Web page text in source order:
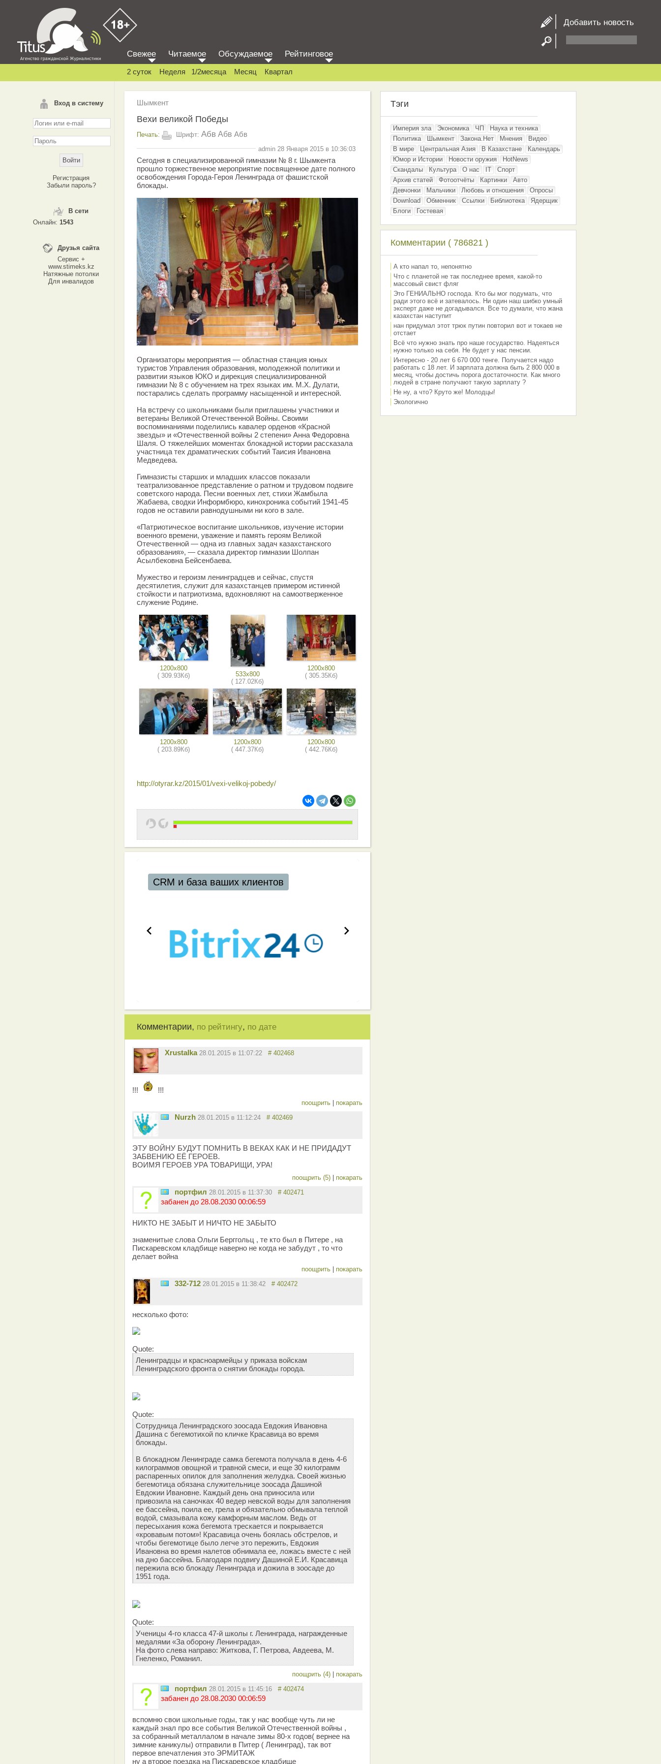
Добавить новость
Вход в систему
Регистрация
Забыли пароль?
В сети
Онлайн: 1543
Друзья сайта
Сервис +
www.stimeks.kz
Натяжные потолки
Для инвалидов
Свежее Читаемое Обсуждаемое Рейтинговое
2 суток Неделя 1/2месяца Месяц Квартал
Шымкент
Вехи великой Победы
Печать: Шрифт: Абв Абв Абв
admin 28 Января 2015 в 10:36:03
Сегодня в специализированной гимназии № 8 г. Шымкента
прошло торжественное мероприятие посвященное дате полного
освобождения Города-Героя Ленинграда от фашистской
блокады.
Организаторы мероприятия — областная станция юных
туристов Управления образования, молодежной политики и
развитии языков ЮКО и дирекция специализированной
гимназии № 8 с обучением на трех языках им. М.Х. Дулати,
постарались сделать программу насыщенной и интересной.
На встречу со школьниками были приглашены участники и
ветераны Великой Отечественной Войны. Своими
воспоминаниями поделились кавалер орденов «Красной
звезды» и «Отечественной войны 2 степени» Анна Федоровна
Шаля. О тяжелейших моментах блокадной истории рассказала
участница тех драматических событий Таисия Ивановна
Медведева.
Гимназисты старших и младших классов показали
театрализованное представление о ратном и трудовом подвиге
советского народа. Песни военных лет, стихи Жамбыла
Жабаева, сводки Информбюро, кинохроника событий 1941-45
годов не оставили равнодушными ни кого в зале.
«Патриотическое воспитание школьников, изучение истории
военного времени, уважение и память героям Великой
Отечественной — одна из главных задач казахстанского
образования», — сказала директор гимназии Шолпан
Асылбековна Бейсенбаева.
Мужество и героизм ленинградцев и сейчас, спустя
десятилетия, служит для казахстанцев примером истинной
стойкости и патриотизма, вдохновляют на самоотверженное
служение Родине.
1200x800
( 309.93Кб)
533x800
( 127.02Кб)
1200x800
( 305.35Кб)
1200x800
( 203.89Кб)
1200x800
( 447.37Кб)
1200x800
( 442.76Кб)
http://otyrar.kz/2015/01/vexi-velikoj-pobedy/
CRM и база ваших клиентов
Комментарии, по рейтингу, по дате
Xrustalka 28.01.2015 в 11:07:22 # 402468
!!! !!!
поощрить покарать
Nurzh 28.01.2015 в 11:12:24 # 402469
ЭТУ ВОЙНУ БУДУТ ПОМНИТЬ В ВЕКАХ КАК И НЕ ПРИДАДУТ
ЗАБВЕНИЮ ЕЁ ГЕРОЕВ.
ВОИМЯ ГЕРОЕВ УРА ТОВАРИЩИ, УРА!
поощрить (5) покарать
портфил 28.01.2015 в 11:37:30 # 402471
забанен до 28.08.2030 00:06:59
НИКТО НЕ ЗАБЫТ И НИЧТО НЕ ЗАБЫТО
знаменитые слова Ольги Берггольц , те кто был в Питере , на
Пискаревском кладбище наверно не когда не забудут , то что
делает война
поощрить покарать
332-712 28.01.2015 в 11:38:42 # 402472
несколько фото:
Quote:
Ленинградцы и красноармейцы у приказа войскам
Ленинградского фронта о снятии блокады города.
Quote:
Сотрудница Ленинградского зоосада Евдокия Ивановна
Дашина с бегемотихой по кличке Красавица во время
блокады.
В блокадном Ленинграде самка бегемота получала в день 4-6
килограммов овощной и травной смеси, и еще 30 килограмм
распаренных опилок для заполнения желудка. Своей жизнью
бегемотица обязана служительнице зоосада Дашиной
Евдокии Ивановне. Каждый день она приносила или
привозила на саночках 40 ведер невской воды для заполнения
ее бассейна, поила ее, грела и обязательно обмывала теплой
водой, смазывала кожу камфорным маслом. Ведь от
пересыхания кожа бегемота трескается и покрывается
«кровавым потом»! Красавица очень боялась обстрелов, и
чтобы бегемотице было легче это пережить, Евдокия
Ивановна во время налетов обнимала ее, ложась вместе с ней
на дно бассейна. Благодаря подвигу Дашиной Е.И. Красавица
пережила всю блокаду Ленинграда и дожила в зоосаде до
1951 года.
Quote:
Ученицы 4-го класса 47-й школы г. Ленинграда, награжденные
медалями «За оборону Ленинграда».
На фото слева направо: Житкова, Г. Петрова, Авдеева, М.
Гнеленко, Романил.
поощрить (4) покарать
портфил 28.01.2015 в 11:45:16 # 402474
забанен до 28.08.2030 00:06:59
вспомню свои школьные годы, так у нас вообще чуть ли не
каждый знал про все события Великой Отечественной войны ,
за собранный металлалом в начале зимы 80-х годов( вернее на
зимние каникулы) отправили в Питер ( Ленинград), так вот
первое впечатления это ЭРМИТАЖ
ну а второе поездка на Пискаревское кладбище
Тэги
Империя зла Экономика ЧП
Наука и техника
Политика
Шымкент Закона.Нет Мнения
Видео
В мире
Центральная Азия В Казахстане
Календарь
Юмор и Истории
Новости оружия
HotNews
Скандалы
Культура О нас IT
Спорт
Архив статей
Фотоотчёты Картинки
Авто
Девчонки
Мальчики Любовь и отношения
Опросы
Download
Обменник Ссылки Библиотека
Ядерщик
Блоги
Гостевая
Комментарии ( 786821 )
А кто напал то, непонятно
Что с планетой не так последнее время, какой-то
массовый свист фляг
Это ГЕНИАЛЬНО господа. Кто бы мог подумать, что
ради этого всё и затевалось. Ни один наш шибко умный
эксперт даже не догадывался. Все то думали, что жана
казахстан наступит
нан придумал этот трюк путин повторил вот и токаев не
отстает
Всё что нужно знать про наше государство. Надеяться
нужно только на себя. Не будет у нас пенсии.
Интересно - 20 лет 6 670 000 тенге. Получается надо
работать с 18 лет. И зарплата должна быть 2 800 000 в
месяц, чтобы достичь порога достаточности. Как много
людей в стране получают такую зарплату ?
Не ну, а что? Круто же! Молодцы!
Экологично